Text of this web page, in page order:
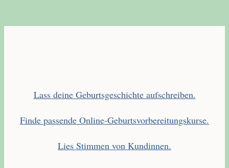
Lass deine Geburtsgeschichte aufschreiben.
Finde passende Online-Geburtsvorbereitungskurse.
Lies Stimmen von Kundinnen.